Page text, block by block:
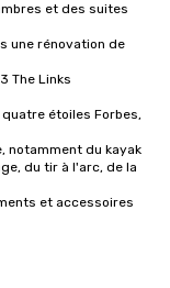
et des suites
une rénovation de
The Links
étoiles Forbes,
notamment du kayak
du tir à l'arc, de la
et accessoires